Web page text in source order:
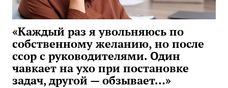
«Каждый раз я увольняюсь по
собственному желанию, но после
ссор с руководителями. Один
чавкает на ухо при постановке
задач, другой — обзывает…»